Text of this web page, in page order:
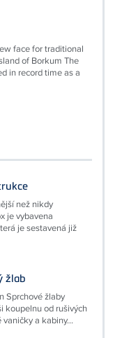
face for traditional
of Borkum The
in record time as a
než nikdy
je vybavena
je sestavená již
žlab
Sprchové žlaby
koupelnu od rušivých
a kabiny...